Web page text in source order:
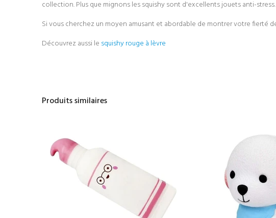
collection. Plus que mignons les squishy sont d'excellents jouets anti-stress.
Si vous cherchez un moyen amusant et abordable de montrer votre fierté
Découvrez aussi le squishy rouge à lèvre
Produits similaires